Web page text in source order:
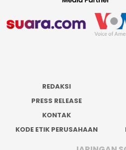
REDAKSI
PRESS RELEASE
KONTAK
KODE ETIK PERUSAHAAN